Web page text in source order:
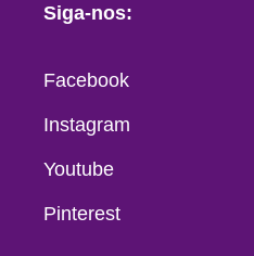
Siga-nos:
Facebook
Instagram
Youtube
Pinterest